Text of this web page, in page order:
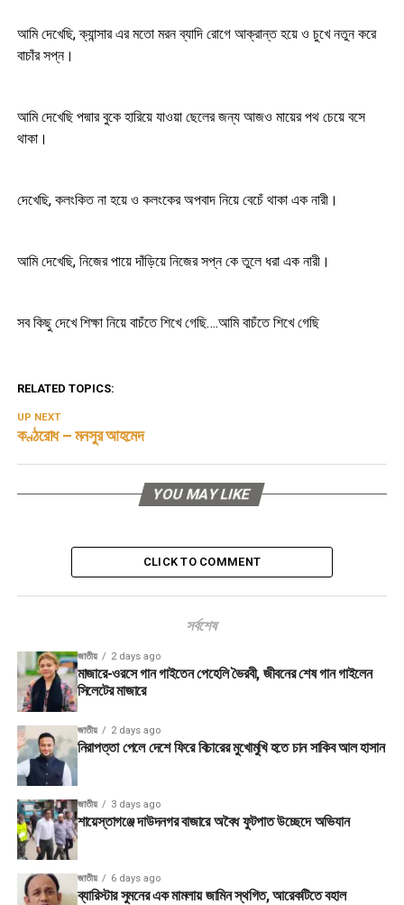
আমি দেখেছি, ক্যান্সার এর মতো মরন ব্যাদি রোগে আক্রান্ত হয়ে ও চুখে নতুন করে
বাচাঁর সপ্ন।
আমি দেখেছি পদ্মার বুকে হারিয়ে যাওয়া ছেলের জন্য আজও মায়ের পথ চেয়ে বসে
থাকা।
দেখেছি, কলংকিত না হয়ে ও কলংকের অপবাদ নিয়ে বেচেঁ থাকা এক নারী।
আমি দেখেছি, নিজের পায়ে দাঁড়িয়ে নিজের সপ্ন কে তুলে ধরা এক নারী।
সব কিছু দেখে শিক্ষা নিয়ে বাচঁতে শিখে গেছি….আমি বাচঁতে শিখে গেছি
RELATED TOPICS:
UP NEXT
কণ্ঠরোধ – মনসুর আহমেদ
YOU MAY LIKE
CLICK TO COMMENT
সর্বশেষ
জাতীয় 2 days ago
মাজারে-ওরসে গান গাইতেন পেহেলি ভৈরবী, জীবনের শেষ গান গাইলেন
সিলেটের মাজারে
জাতীয় 2 days ago
নিরাপত্তা পেলে দেশে ফিরে বিচারের মুখোমুখি হতে চান সাকিব আল হাসান
জাতীয় 3 days ago
শায়েস্তাগঞ্জে দাউদনগর বাজারে অবৈধ ফুটপাত উচ্ছেদে অভিযান
জাতীয় 6 days ago
ব্যারিস্টার সুমনের এক মামলায় জামিন স্থগিত, আরেকটিতে বহাল